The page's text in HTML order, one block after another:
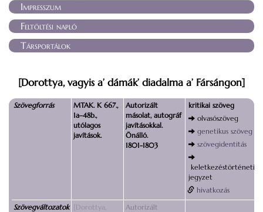
Impresszum
Feltöltési napló
Társportálok
[Dorottya, vagyis a’ dámák’ diadalma a’ Fársángon]
Szövegforrás
MTAK. K 667.,
1a–48b.,
utólagos
javítások.
Autorizált
másolat, autográf
javításokkal.
Önálló.
1801-1803
kritikai szöveg
olvasószöveg
genetikus szöveg
szövegidentitás
keletkezéstörténeti
jegyzet
hivatkozás
Szövegváltozatok [Dorottya,
Autorizált